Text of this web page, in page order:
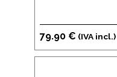
79.90 € (IVA incl.)